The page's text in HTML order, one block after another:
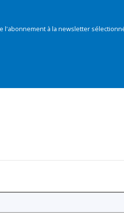
l'abonnement à la newsletter